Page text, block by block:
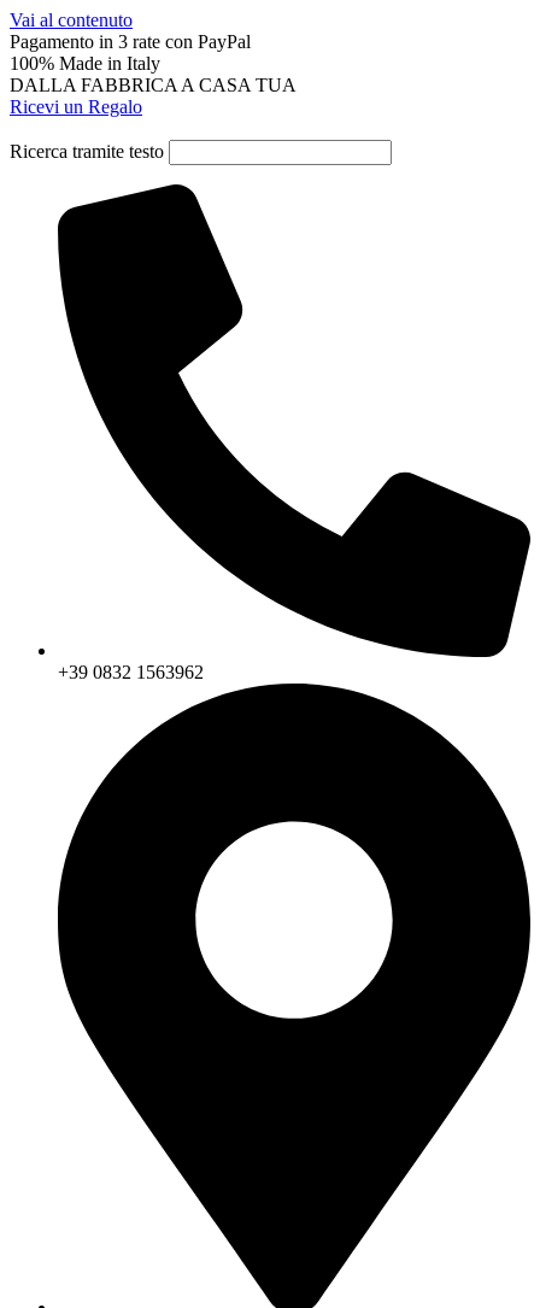
Vai al contenuto
Pagamento in 3 rate con PayPal
100% Made in Italy
DALLA FABBRICA A CASA TUA
Ricevi un Regalo
Ricerca tramite testo
+39 0832 1563962